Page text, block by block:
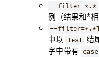
--filter=*.*
例（结果和*相
--
中以 Test 结
字中带有 case